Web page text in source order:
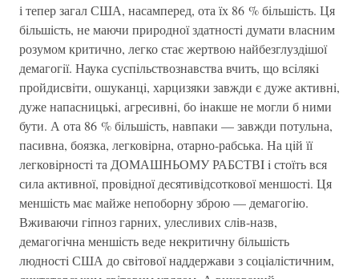
і тепер загал США, насамперед, ота їх 86 % бiльшiсть. Ця
бiльшiсть, не маючи природної здатностi думати власним
розумом критично, легко стає жертвою найбезглуздiшої
демагогiї. Наука суспiльствознавства вчить, що всiлякi
пройдисвiти, ошуканцi, харцизяки завжди є дуже активнi,
дуже напасницькi, агресивнi, бо iнакше не могли б ними
бути. А ота 86 % бiльшiсть, навпаки — завжди потульна,
пасивна, боязка, легковiрна, отарно-рабська. На цiй її
легковiрностi та ДОМАШНЬОМУ РАБСТВI i стоїть вся
сила активної, провiдної десятивiдсоткової меншостi. Ця
меншiсть має майже непоборну зброю — демагогiю.
Вживаючи гiпноз гарних, улесливих слiв-назв,
демагогiчна меншiсть веде некритичну бiльшiсть
людностi США до свiтової наддержави з соцiалiстичним,